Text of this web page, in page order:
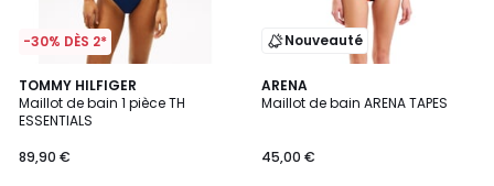
-30% DÈS 2*
TOMMY HILFIGER
Maillot de bain 1 pièce TH
ESSENTIALS
89,90 €
Nouveauté
ARENA
Maillot de bain ARENA TAPES
45,00 €